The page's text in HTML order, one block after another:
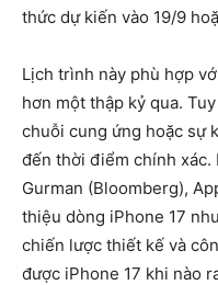
thức dự kiến vào 19/9
Lịch trình này phù hợp
hơn một thập kỷ qua.
chuỗi cung ứng hoặc sự
đến thời điểm chính xác.
Gurman (Bloomberg),
thiệu dòng iPhone 17
chiến lược thiết kế và
được iPhone 17 khi nào